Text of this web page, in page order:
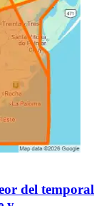
del temporal